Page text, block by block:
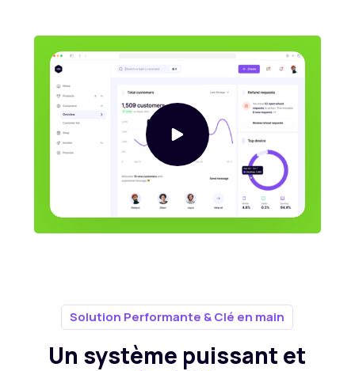
Solution Performante & Clé en main
Un système puissant et